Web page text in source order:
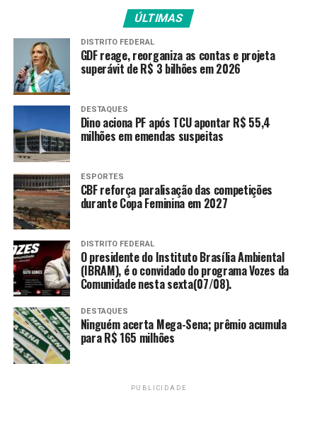
Para Márcia Lopes, a possível queda das subnotificações
pode ser motivada por dois fatores: o aumento da
confiabilidade no serviço, porque as mulheres se sentem
mais seguras para denunciar; e também o
aprimoramento da qualidade e do acolhimento pelo
canal, que pode incentivar as denúncias.
Capacitação
Para adequar o atendimento do Ligue 180 ao tipo de
violência digital, o Ministério das Mulheres, em
parceria com a Secretaria de Comunicação da
Presidência da República (Secom/PR), realizou de 9
de junho até esta segunda-feira (22) a qualificação
de cerca de 350 atendentes da Central de
Atendimento à Mulher.
A coordenadora geral do Ligue 180, Ellen Costa, conta
que a Central já atendia denúncias de violência digital,
mas que a atualização do protocolo de atendimento das
profissionais busca orientar melhor as vítimas sobre o
ÚLTIMAS
DISTRITO FEDERAL
GDF reage, reorganiza as contas e projeta
superávit de R$ 3 bilhões em 2026
DESTAQUES
Dino aciona PF após TCU apontar R$ 55,4
milhões em emendas suspeitas
ESPORTES
CBF reforça paralisação das competições
durante Copa Feminina em 2027
DISTRITO FEDERAL
O presidente do Instituto Brasília Ambiental
(IBRAM), é o convidado do programa Vozes da
Comunidade nesta sexta(07/08).
DESTAQUES
Ninguém acerta Mega-Sena; prêmio acumula
para R$ 165 milhões
PUBLICIDADE